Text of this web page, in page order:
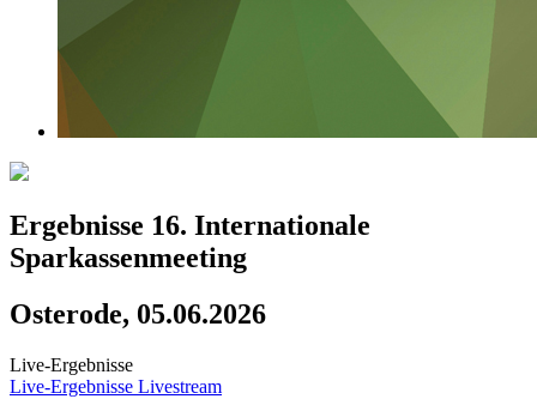
Ergebnisse 16. Internationale
Sparkassenmeeting
Osterode, 05.06.2026
Live-Ergebnisse
Live-Ergebnisse Livestream